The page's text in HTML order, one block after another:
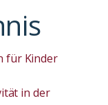
für Kinder
in der